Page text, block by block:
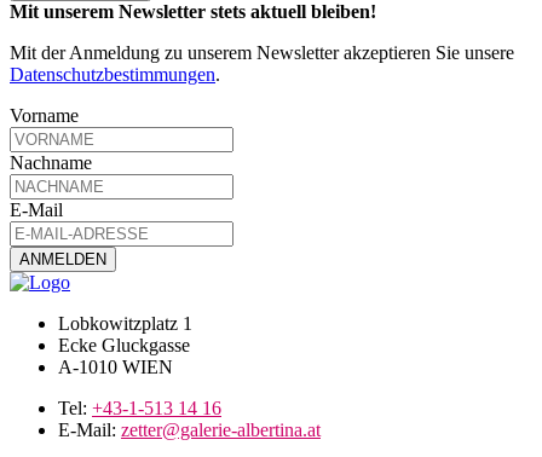
Mit unserem Newsletter stets aktuell bleiben!
Mit der Anmeldung zu unserem Newsletter akzeptieren Sie unsere
Datenschutzbestimmungen.
Vorname
Nachname
E-Mail
Lobkowitzplatz 1
Ecke Gluckgasse
A-1010 WIEN
Tel: +43-1-513 14 16
E-Mail: zetter@galerie-albertina.at